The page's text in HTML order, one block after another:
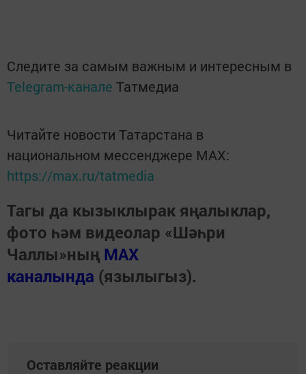
Следите за самым важным и интересным в
Telegram-канале Татмедиа
Читайте новости Татарстана в
национальном мессенджере MАХ:
https://max.ru/tatmedia
Тагы да кызыклырак яңалыклар,
фото һәм видеолар «Шәһри
Чаллы»ның MAX
каналында (язылыгыз).
Оставляйте реакции